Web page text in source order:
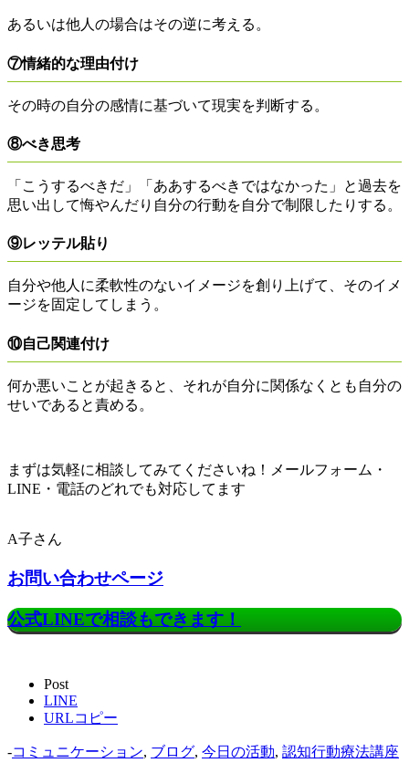
あるいは他人の場合はその逆に考える。
⑦情緒的な理由付け
その時の自分の感情に基づいて現実を判断する。
⑧べき思考
「こうするべきだ」「ああするべきではなかった」と過去を
思い出して悔やんだり自分の行動を自分で制限したりする。
⑨レッテル貼り
自分や他人に柔軟性のないイメージを創り上げて、そのイメ
ージを固定してしまう。
⑩自己関連付け
何か悪いことが起きると、それが自分に関係なくとも自分の
せいであると責める。
まずは気軽に相談してみてくださいね！メールフォーム・
LINE・電話のどれでも対応してます！
A子さん
お問い合わせページ
公式LINEで相談もできます！
Post
LINE
URLコピー
-コミュニケーション, ブログ, 今日の活動, 認知行動療法講座